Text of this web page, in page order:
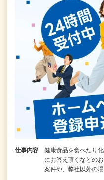
仕事内容
健康食品を食べたり
にお答え頂くなどの
案件や、弊社以外の